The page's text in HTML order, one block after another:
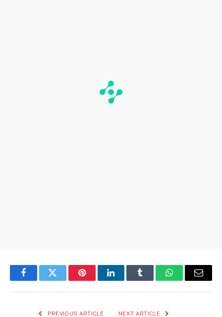
FacebookTwitter PinterestLinkedInTumblr WhatsAppEmail
PREVIOUS ARTICLE NEXT ARTICLE